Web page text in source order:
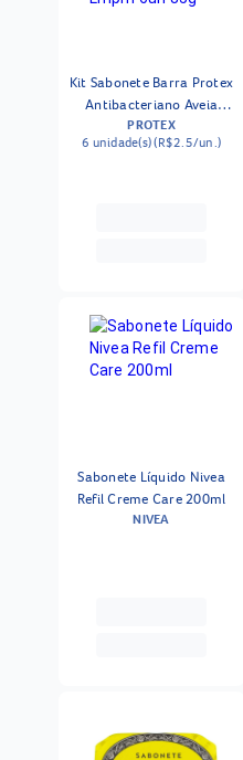
Kit Sabonete Barra Protex
Antibacteriano Aveia
Lmpm 6un 85g
PROTEX
6 unidade(s) (R$2.5/un.)
Sabonete Líquido Nivea
Refil Creme Care 200ml
NIVEA